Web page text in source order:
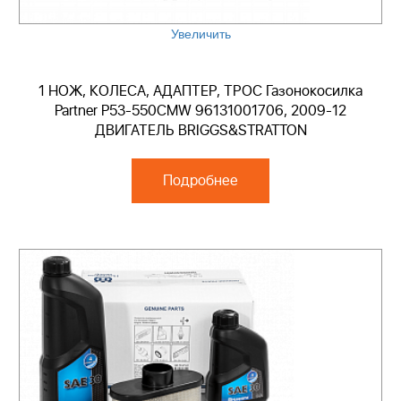
Увеличить
1 НОЖ, КОЛЕСА, АДАПТЕР, ТРОС Газонокосилка
Partner P53-550CMW 96131001706, 2009-12
ДВИГАТЕЛЬ BRIGGS&STRATTON
Подробнее